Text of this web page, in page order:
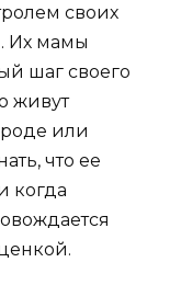
своих
Их мамы
шаг своего
живут
или
что ее
когда